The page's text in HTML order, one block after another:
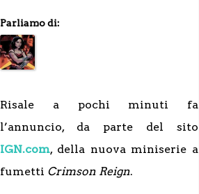
Parliamo di:
Risale a pochi minuti fa
l’annuncio, da parte del sito
IGN.com, della nuova miniserie a
fumetti Crimson Reign.